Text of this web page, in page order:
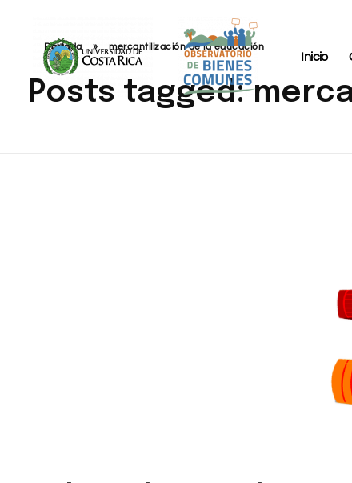
Inicio
Portada » mercantilización de la educación
Posts tagged: